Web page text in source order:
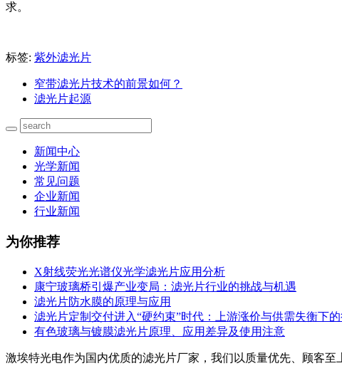
求。
标签: 紫外滤光片
窄带滤光片技术的前景如何？
滤光片起源
新闻中心
光学新闻
常见问题
企业新闻
行业新闻
为你推荐
X射线荧光光谱仪光学滤光片应用分析
康宁玻璃桥引爆产业变局：滤光片行业的挑战与机遇
滤光片防水膜的原理与应用
滤光片定制交付进入“硬约束”时代：上游涨价与供需失衡下
有色玻璃与镀膜滤光片原理、应用差异及使用注意
激埃特光电作为国内优质的滤光片厂家，我们以质量优先、顾客